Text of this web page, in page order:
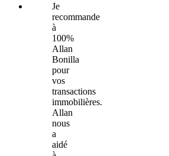
Je
recommande
à
100%
Allan
Bonilla
pour
vos
transactions
immobilières.
Allan
nous
a
aidé